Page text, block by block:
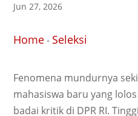
Jun 27, 2026
Home- Seleksi
Fenomena mundurnya
mahasiswa baru yang
badai kritik di DPR RI.